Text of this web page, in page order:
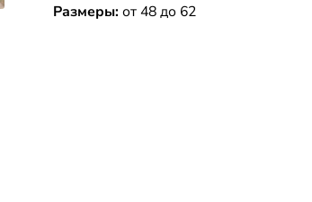
Размеры: от 48 до 62